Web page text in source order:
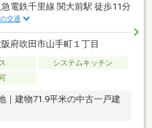
急電鉄千里線 関大前駅 徒歩11分
交通
阪府吹田市山手町１丁目
システムキッチン
｜建物71.9平米の中古一戸建